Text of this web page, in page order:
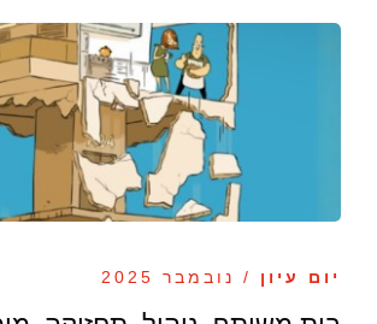
יום עיון / נובמבר 2025